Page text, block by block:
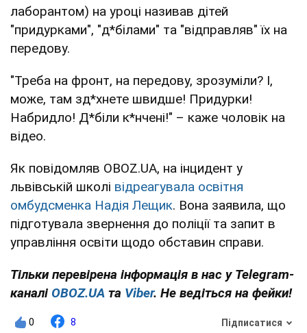
лаборантом) на уроці називав дітей
"придурками", "д*білами" та "відправляв" їх на
передову.
"Треба на фронт, на передову, зрозуміли? І,
може, там зд*хнете швидше! Придурки!
Набридло! Д*біли к*нчені!" – каже чоловік на
відео.
Як повідомляв OBOZ.UA, на інцидент у
львівській школі відреагувала освітня
омбудсменка Надія Лещик. Вона заявила, що
підготувала звернення до поліції та запит в
управління освіти щодо обставин справи.
Тільки перевірена інформація в нас у Telegram-
каналі OBOZ.UA та Viber. Не ведіться на фейки!
0 8 Підписатися